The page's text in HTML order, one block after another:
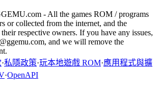
- All the games ROM / programs
or collected from the internet, and the
respective owners. If you have any issues,
, and we will remove the
·私隱政策·玩本地遊戲 ROM·應用程式與擴
·OpenAPI